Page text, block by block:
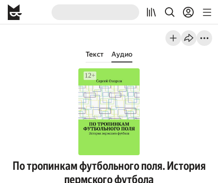
Текст Аудио
По тропинкам футбольного поля. История
пермского футбола